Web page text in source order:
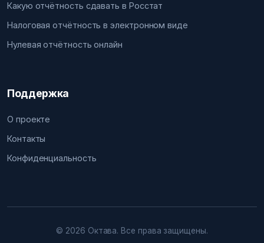
Какую отчётность сдавать в Росстат
Налоговая отчётность в электронном виде
Нулевая отчётность онлайн
Поддержка
О проекте
Контакты
Конфиденциальность
© 2026 Октава. Все права защищены.